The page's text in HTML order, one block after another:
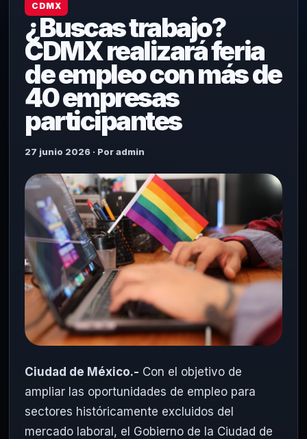
CDMX
¿Buscas trabajo?
CDMX realizará feria
de empleo con más de
40 empresas
participantes
27 junio 2026 · Por admin
Ciudad de México.- Con el objetivo de
ampliar las oportunidades de empleo para
sectores históricamente excluidos del
mercado laboral, el Gobierno de la Ciudad de